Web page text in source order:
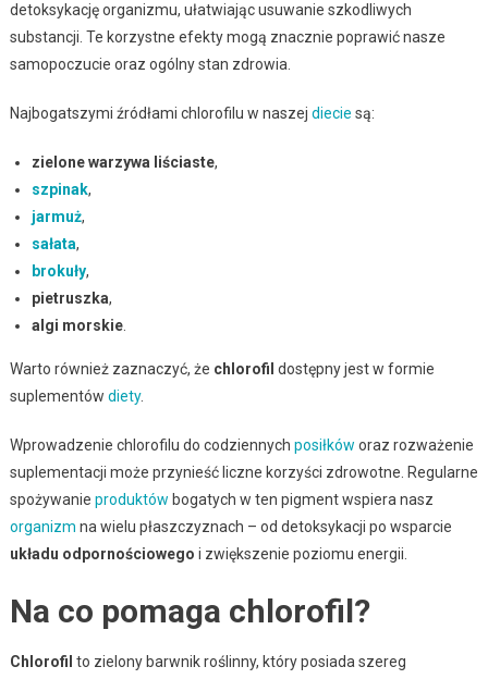
detoksykację organizmu, ułatwiając usuwanie szkodliwych
substancji. Te korzystne efekty mogą znacznie poprawić nasze
samopoczucie oraz ogólny stan zdrowia.
Najbogatszymi źródłami chlorofilu w naszej diecie są:
zielone warzywa liściaste,
szpinak,
jarmuż,
sałata,
brokuły,
pietruszka,
algi morskie.
Warto również zaznaczyć, że chlorofil dostępny jest w formie
suplementów diety.
Wprowadzenie chlorofilu do codziennych posiłków oraz rozważenie
suplementacji może przynieść liczne korzyści zdrowotne. Regularne
spożywanie produktów bogatych w ten pigment wspiera nasz
organizm na wielu płaszczyznach – od detoksykacji po wsparcie
układu odpornościowego i zwiększenie poziomu energii.
Na co pomaga chlorofil?
Chlorofil to zielony barwnik roślinny, który posiada szereg